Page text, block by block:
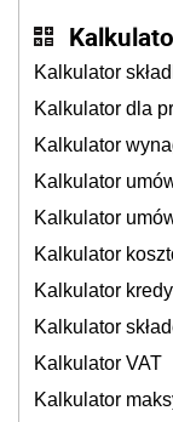
Kalkulator
Kalkulator dla
Kalkulator
Kalkulator
Kalkulator
Kalkulator
Kalkulator
Kalkulator
Kalkulator VAT
Kalkulator